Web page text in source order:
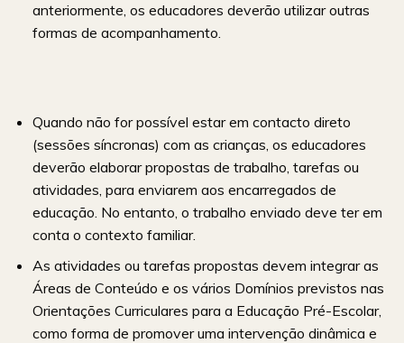
anteriormente, os educadores deverão utilizar outras
formas de acompanhamento.
Quando não for possível estar em contacto direto
(sessões síncronas) com as crianças, os educadores
deverão elaborar propostas de trabalho, tarefas ou
atividades, para enviarem aos encarregados de
educação. No entanto, o trabalho enviado deve ter em
conta o contexto familiar.
As atividades ou tarefas propostas devem integrar as
Áreas de Conteúdo e os vários Domínios previstos nas
Orientações Curriculares para a Educação Pré-Escolar,
como forma de promover uma intervenção dinâmica e